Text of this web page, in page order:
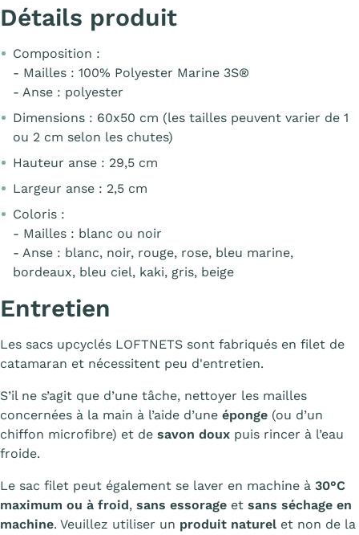
Détails produit
Composition :
- Mailles : 100% Polyester Marine 3S®
- Anse : polyester
Dimensions : 60x50 cm (les tailles peuvent varier de 1
ou 2 cm selon les chutes)
Hauteur anse : 29,5 cm
Largeur anse : 2,5 cm
Coloris :
- Mailles : blanc ou noir
- Anse : blanc, noir, rouge, rose, bleu marine,
bordeaux, bleu ciel, kaki, gris, beige
Entretien
Les sacs upcyclés LOFTNETS sont fabriqués en filet de
catamaran et nécessitent peu d'entretien.
S’il ne s’agit que d’une tâche, nettoyer les mailles
concernées à la main à l’aide d’une éponge (ou d’un
chiffon microfibre) et de savon doux puis rincer à l’eau
froide.
Le sac filet peut également se laver en machine à 30°C
maximum ou à froid, sans essorage et sans séchage en
machine. Veuillez utiliser un produit naturel et non de la